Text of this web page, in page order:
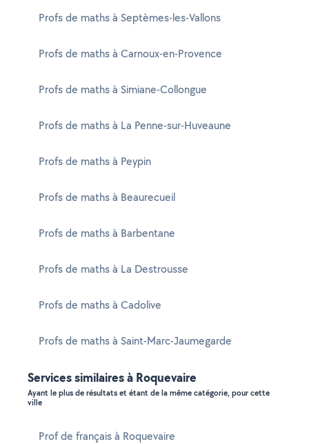
Profs de maths à Septèmes-les-Vallons
Profs de maths à Carnoux-en-Provence
Profs de maths à Simiane-Collongue
Profs de maths à La Penne-sur-Huveaune
Profs de maths à Peypin
Profs de maths à Beaurecueil
Profs de maths à Barbentane
Profs de maths à La Destrousse
Profs de maths à Cadolive
Profs de maths à Saint-Marc-Jaumegarde
Services similaires à Roquevaire
Ayant le plus de résultats et étant de la même catégorie, pour cette
ville
Prof de français à Roquevaire